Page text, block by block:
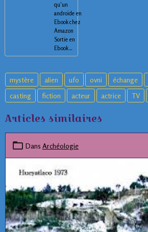
qu'un
androïde en
Ebook chez
Amazon
Sortie en
Ebook ...
mystère alien ufo ovni échange
casting
fiction acteur actrice TV
Articles similaires
Dans Archéologie